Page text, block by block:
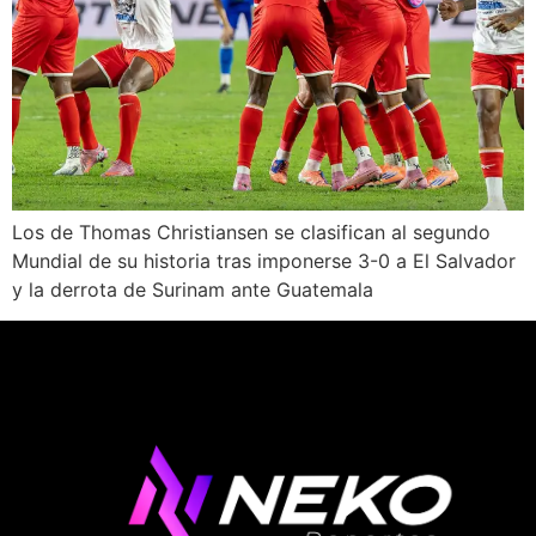
Los de Thomas Christiansen se clasifican al segundo
Mundial de su historia tras imponerse 3-0 a El Salvador
y la derrota de Surinam ante Guatemala